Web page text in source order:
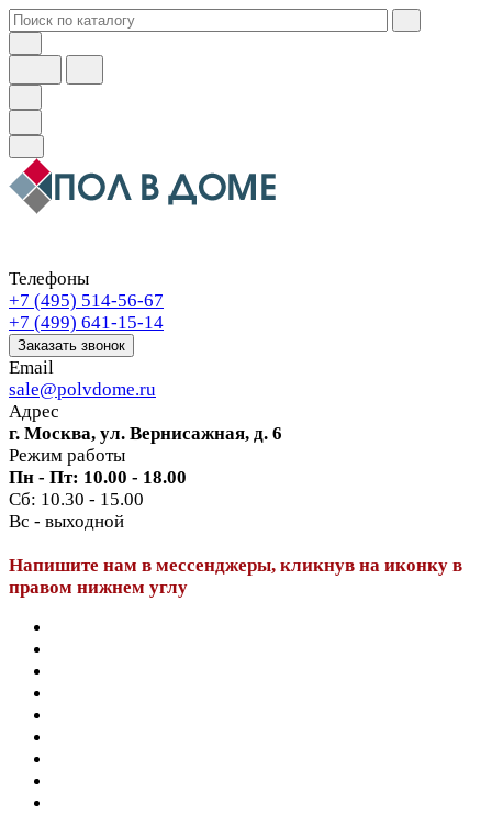
Телефоны
+7 (495) 514-56-67
+7 (499) 641-15-14
Заказать звонок
Email
sale@polvdome.ru
Адрес
г. Москва, ул. Вернисажная, д. 6
Режим работы
Пн - Пт: 10.00 - 18.00
Сб: 10.30 - 15.00
Вс - выходной
Напишите нам в мессенджеры, кликнув на иконку в
правом нижнем углу